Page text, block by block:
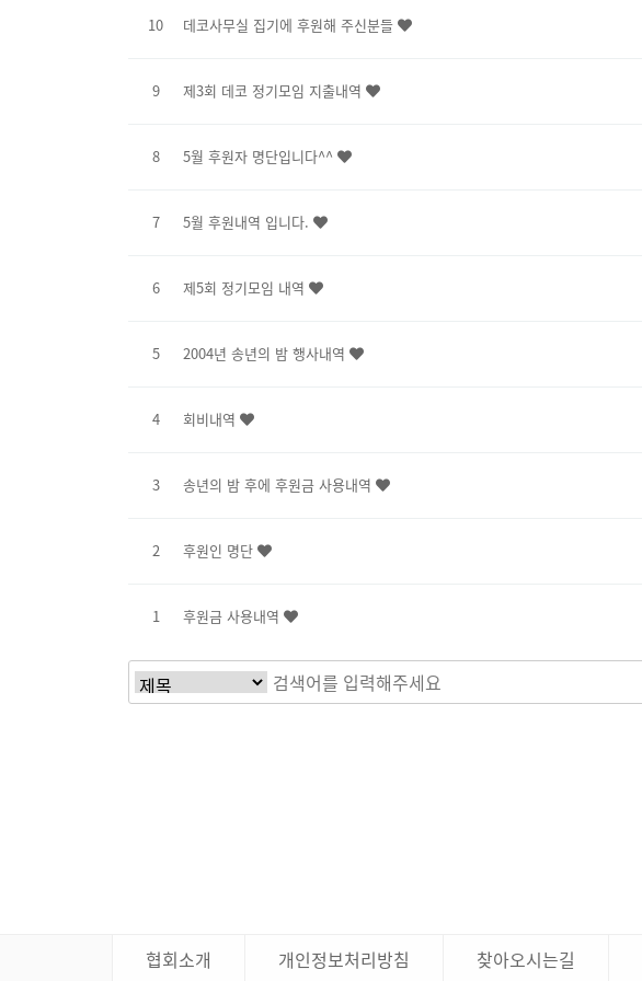
10 데코사무실 집기에 후원해 주신분들
9 제3회 데코 정기모임 지출내역
8 5월 후원자 명단입니다^^
7 5월 후원내역 입니다.
6 제5회 정기모임 내역
5 2004년 송년의 밤 행사내역
4 회비내역
3 송년의 밤 후에 후원금 사용내역
2 후원인 명단
1 후원금 사용내역
협회소개 개인정보처리방침 찾아오시는길